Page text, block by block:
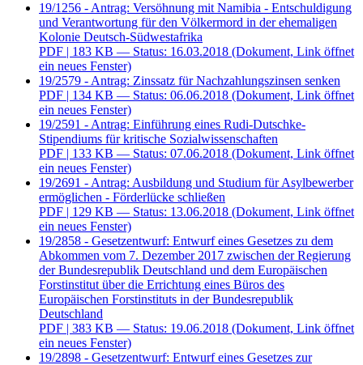
19/1256 - Antrag: Versöhnung mit Namibia - Entschuldigung
und Verantwortung für den Völkermord in der ehemaligen
Kolonie Deutsch-Südwestafrika
PDF | 183 KB — Status: 16.03.2018 (Dokument, Link öffnet
ein neues Fenster)
19/2579 - Antrag: Zinssatz für Nachzahlungszinsen senken
PDF | 134 KB — Status: 06.06.2018 (Dokument, Link öffnet
ein neues Fenster)
19/2591 - Antrag: Einführung eines Rudi-Dutschke-
Stipendiums für kritische Sozialwissenschaften
PDF | 133 KB — Status: 07.06.2018 (Dokument, Link öffnet
ein neues Fenster)
19/2691 - Antrag: Ausbildung und Studium für Asylbewerber
ermöglichen - Förderlücke schließen
PDF | 129 KB — Status: 13.06.2018 (Dokument, Link öffnet
ein neues Fenster)
19/2858 - Gesetzentwurf: Entwurf eines Gesetzes zu dem
Abkommen vom 7. Dezember 2017 zwischen der Regierung
der Bundesrepublik Deutschland und dem Europäischen
Forstinstitut über die Errichtung eines Büros des
Europäischen Forstinstituts in der Bundesrepublik
Deutschland
PDF | 383 KB — Status: 19.06.2018 (Dokument, Link öffnet
ein neues Fenster)
19/2898 - Gesetzentwurf: Entwurf eines Gesetzes zur